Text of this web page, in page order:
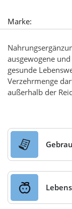
Marke:
ausgewogene
gesunde
Verzehrmenge
außerhalb der